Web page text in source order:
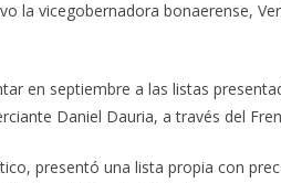
la vicegobernadora bonaerense,
en septiembre a las listas
Daniel Dauria, a través del
presentó una lista propia con